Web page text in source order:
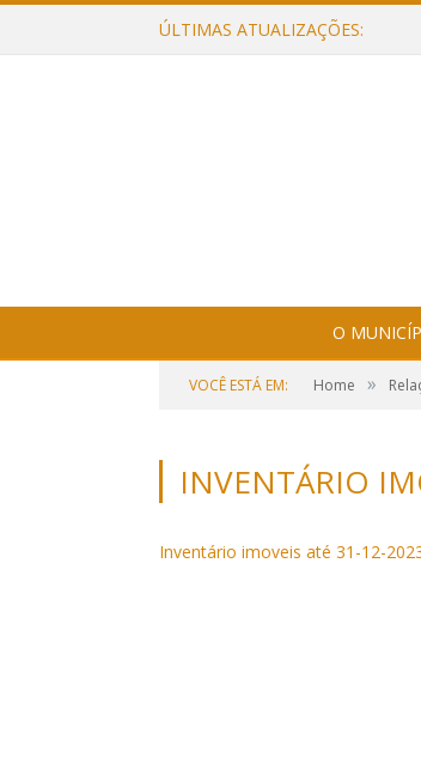
ÚLTIMAS ATUALIZAÇÕES:
O
VOCÊ ESTÁ EM: Home »
INVENTÁRIO
Inventário imoveis até 31-12-